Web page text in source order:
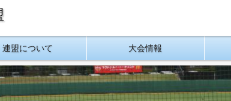
連盟について 大会情報